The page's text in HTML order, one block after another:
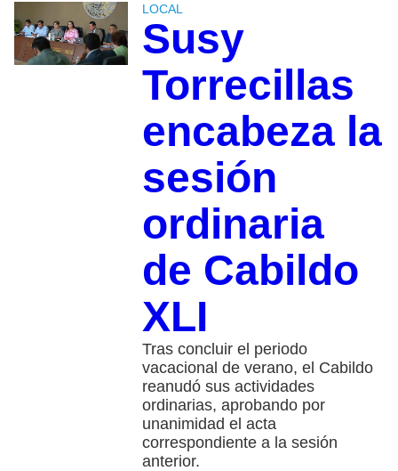
LOCAL
Susy
Torrecillas
encabeza la
sesión
ordinaria
de Cabildo
XLI
Tras concluir el periodo
vacacional de verano, el Cabildo
reanudó sus actividades
ordinarias, aprobando por
unanimidad el acta
correspondiente a la sesión
anterior.